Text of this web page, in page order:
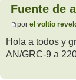
Fuente de
por el voltio
Hola a todos y
AN/GRC-9 a